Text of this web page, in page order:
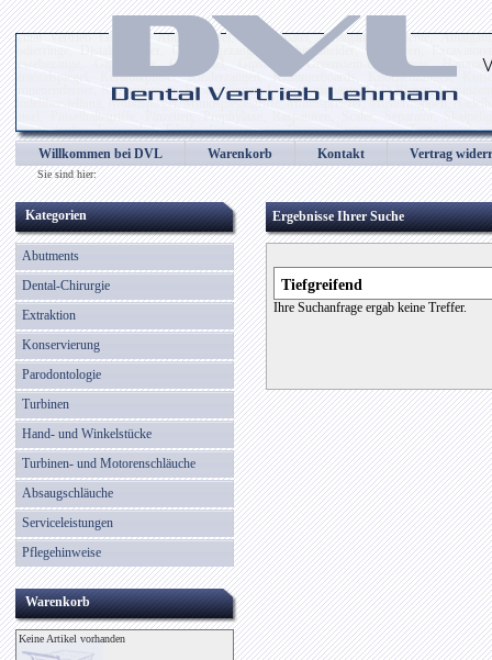
Dental Vertrieb Lehmann, Abdrucklöffel, Alginatspatel, Amalgaminstrumente,
Codierringe, Distalschneider, Drahtbiegezangen, Drahtschneider, Elevatoren,
Gewebezange, Gipsmesser, Gipsspatel, Gipszange, Greenstein-Instrumente,
Intraoralspiegel, Keramikpinsel, Kinderzangen, Klammerboards, Knochenzangen,
Kronenentferner, Kronenmesser, Kronenzangen, Laborinstrumente, LED Birnen,
Modellherstellung, Mundspiegel, Mundspiegelgriffe, Mundspreitzer, Mustermappen,
Pinsel, Pinselhaltegriffe, Pinzetten, Prophylaxe, Raspatoren, Scaler, Separator,
Tamponstopfer, Tasterzirkel, Teleskopkronenzange, Titannitridinstrumente,
Wachsmodellierinstrumente, Wangenhalter, Wattespender, Wundhaken, Wundspreitzer,
Zahnsonden, Zahnzangen, Zementspatel, Zungenbügel, Zungenreiniger
Willkommen bei DVL Warenkorb Kontakt Vertrag
Sie sind hier:
Kategorien
Abutments
Dental-Chirurgie
Extraktion
Konservierung
Parodontologie
Turbinen
Hand- und Winkelstücke
Turbinen- und Motorenschläuche
Absaugschläuche
Serviceleistungen
Pflegehinweise
Warenkorb
Keine Artikel vorhanden
Ergebnisse Ihrer Suche
Ihre Suchanfrage ergab keine Treffer.